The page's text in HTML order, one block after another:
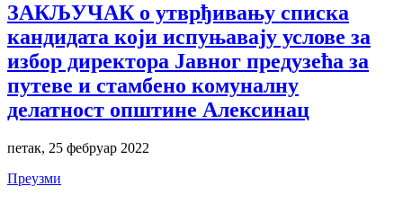
ЗАКЉУЧАК о утврђивању списка
кандидата који испуњавају услове за
избор директора Јавног предузећа за
путеве и стамбено комуналну
делатност општине Алексинац
петак, 25 фебруар 2022
Преузми